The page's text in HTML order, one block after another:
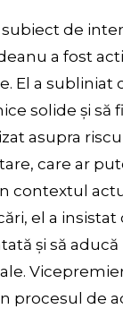
de
a fost
El a
solide și să
asupra
care ar
contextul
el a insistat
și să
procesul de